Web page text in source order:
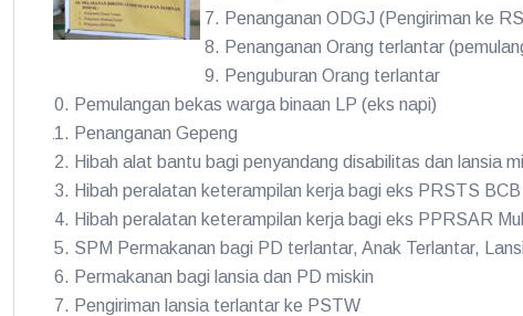
Penanganan ODGJ (Pengiriman ke
Penanganan Orang terlantar
Penguburan Orang terlantar
Pemulangan bekas warga binaan LP (eks napi)
Penanganan Gepeng
Hibah alat bantu bagi penyandang disabilitas dan lansia
Hibah peralatan keterampilan kerja bagi eks PRSTS BCB
Hibah peralatan keterampilan kerja bagi eks PPRSAR
SPM Permakanan bagi PD terlantar, Anak Terlantar,
Permakanan bagi lansia dan PD miskin
Pengiriman lansia terlantar ke PSTW